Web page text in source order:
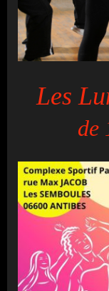
Les
de